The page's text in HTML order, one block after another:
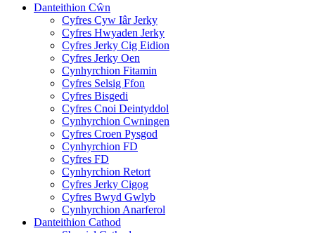
Danteithion Cŵn
Cyfres Cyw Iâr Jerky
Cyfres Hwyaden Jerky
Cyfres Jerky Cig Eidion
Cyfres Jerky Oen
Cynhyrchion Fitamin
Cyfres Selsig Ffon
Cyfres Bisgedi
Cyfres Cnoi Deintyddol
Cynhyrchion Cwningen
Cyfres Croen Pysgod
Cynhyrchion FD
Cyfres FD
Cynhyrchion Retort
Cyfres Jerky Cigog
Cyfres Bwyd Gwlyb
Cynhyrchion Anarferol
Danteithion Cathod